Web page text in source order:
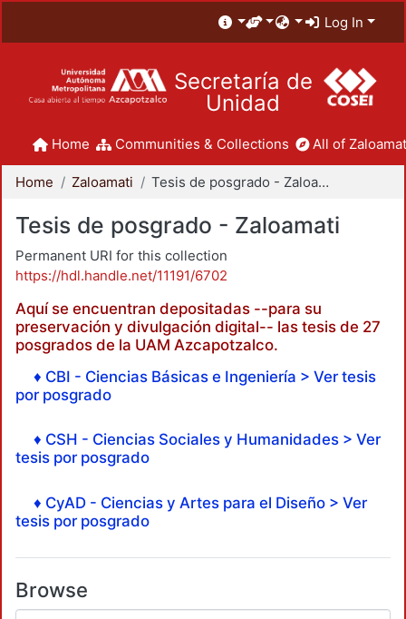
Log In
Secretaría de
Unidad
Home Communities & Collections All of
Home Zaloamati Tesis de posgrado - Zaloamati
Tesis de posgrado - Zaloamati
Permanent URI for this collection
https://hdl.handle.net/11191/6702
Aquí se encuentran depositadas --para su
preservación y divulgación digital-- las tesis de 27
posgrados de la UAM Azcapotzalco.
♦ CBI - Ciencias Básicas e Ingeniería > Ver tesis
por posgrado
♦ CSH - Ciencias Sociales y Humanidades > Ver
tesis por posgrado
♦ CyAD - Ciencias y Artes para el Diseño > Ver
tesis por posgrado
Browse